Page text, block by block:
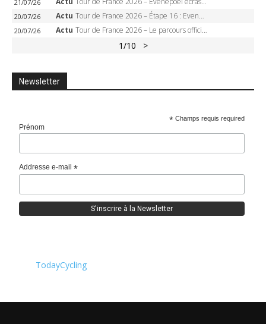
21/07/26
20/07/26 Actu Tour de France 2026 – Étape 16 : Evenepoel, Pogacar, Ganna… qui domptera le chrono d’Évian pour redessiner le podium ?
20/07/26 Actu Tour de France 2026 – Le parcours officiel complet : 21 étapes, profils, carte et dates
1/10 >
Newsletter
* Champs requis required
Prénom
Addresse e-mail*
TodayCycling